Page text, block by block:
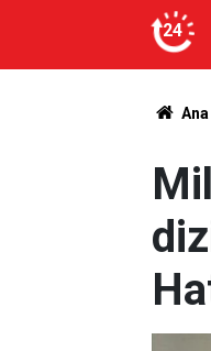
24
İlde Norm Kadro